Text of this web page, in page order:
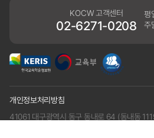
KOCW 고객센터
02-6271-0208
평
주
개인정보처리방침
41061 대구광역시 동구 동내로 64 (동내동